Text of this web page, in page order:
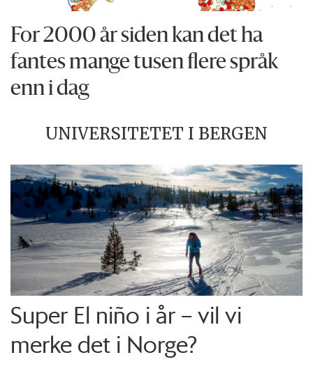
For 2000 år siden kan det ha
fantes mange tusen flere språk
enn i dag
UNIVERSITETET I BERGEN
Super El niño i år – vil vi
merke det i Norge?